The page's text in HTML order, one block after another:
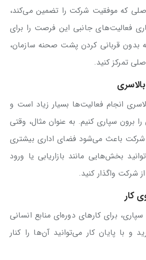
که موفقیت شرکت را تضمین می‌کند،
فعالیت‌های جانبی این فرصت را برای
بدون قربانی کردن پشت صحنه سازمان،
تمرکز کنید.
انجام فعالیت‌ها بسیار زیاد است و
برون سپاری کنیم. به عنوان مثال، وقتی
باعث می‌شود فضای اداری بیشتری
بخش‌هایی مانند بازاریابی یا ورود
شرکت واگذار کنید.
کار
سپاری، برای کارهای دوره‌ای منابع انسانی
و با پایان کار می‌توانید آن‌ها را کنار